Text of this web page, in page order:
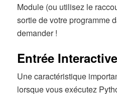
Module (ou utilisez le
sortie de votre programme
demander !
Entrée Interactive
Une caractéristique
lorsque vous exécutez